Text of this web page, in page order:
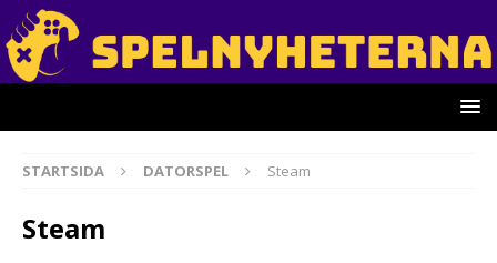
STARTSIDA DATORSPEL Steam
Steam